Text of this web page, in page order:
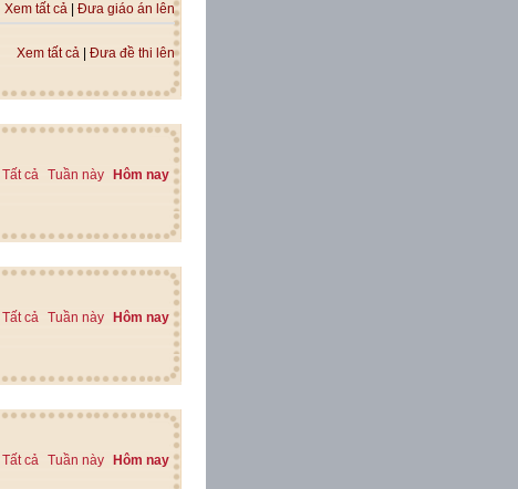
Xem tất cả Đưa giáo án lên
Xem tất cả Đưa đề thi lên
Tất cả Tuần này Hôm nay
Tất cả Tuần này Hôm nay
Tất cả Tuần này Hôm nay